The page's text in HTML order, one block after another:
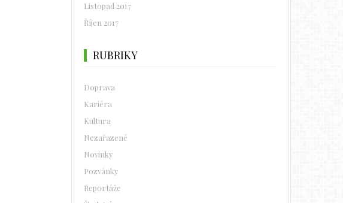
Listopad 2017
Říjen 2017
RUBRIKY
Doprava
Kariéra
Kultura
Nezařazené
Novinky
Pozvánky
Reportáže